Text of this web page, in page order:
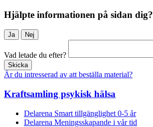
Hjälpte informationen på sidan dig?
Ja Nej
Vad letade du efter?
Skicka
Är du intresserad av att beställa material?
Kraftsamling psykisk hälsa
Delarena Smart tillgänglighet 0-5 år
Delarena Meningsskapande i vår tid